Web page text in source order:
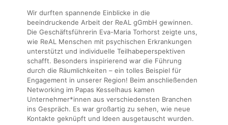
Wir durften spannende Einblicke in die
beeindruckende Arbeit der ReAL gGmbH gewinnen.
Die Geschäftsführerin Eva-Maria Torhorst zeigte uns,
wie ReAL Menschen mit psychischen Erkrankungen
unterstützt und individuelle Teilhabeperspektiven
schafft. Besonders inspirierend war die Führung
durch die Räumlichkeiten – ein tolles Beispiel für
Engagement in unserer Region! Beim anschließenden
Networking im Papas Kesselhaus kamen
Unternehmer*innen aus verschiedensten Branchen
ins Gespräch. Es war großartig zu sehen, wie neue
Kontakte geknüpft und Ideen ausgetauscht wurden.